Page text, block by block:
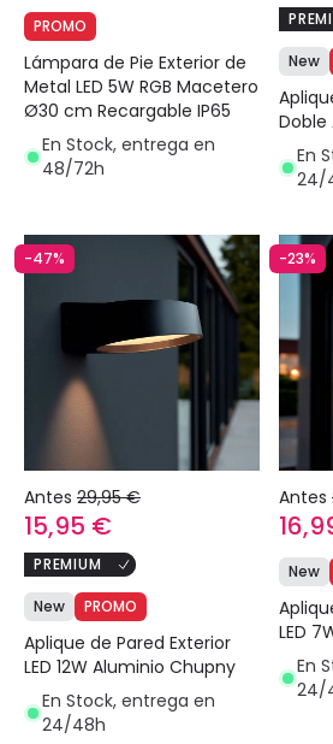
PROMO
Lámpara de Pie Exterior de
Metal LED 5W RGB Macetero
Ø30 cm Recargable IP65
En Stock, entrega en
48/72h
New
Doble
En
24/
-47%
Antes 29,95 €
15,95 €
PREMIUM
New PROMO
Aplique de Pared Exterior
LED 12W Aluminio Chupny
En Stock, entrega en
24/48h
-23%
Antes
New
LED
En
24/